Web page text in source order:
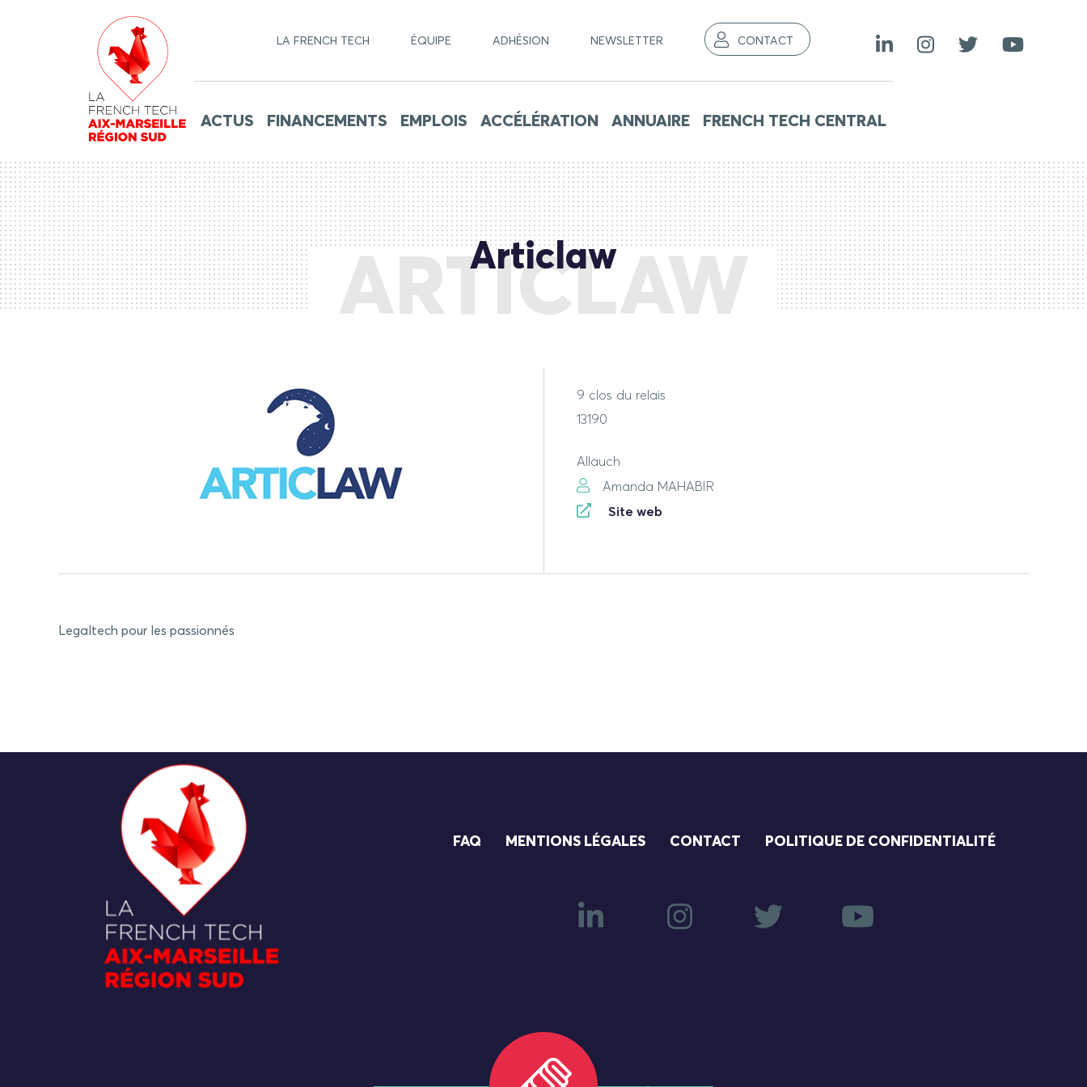
LA FRENCH TECH ÉQUIPE ADHÉSION NEWSLETTER CONTACT
ACTUS FINANCEMENTS EMPLOIS ACCÉLÉRATION ANNUAIRE FRENCH TECH CENTRAL
ARTICLAW
Articlaw
9 clos du relais
13190
Allauch
Amanda MAHABIR
Site web
Legaltech pour les passionnés
FAQ MENTIONS LÉGALES CONTACT POLITIQUE DE CONFIDENTIALITÉ